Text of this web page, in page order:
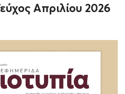
Aπριλίου 2026